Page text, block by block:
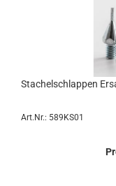
Stachelschlappen
Art.Nr.: 589KS01